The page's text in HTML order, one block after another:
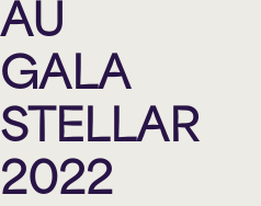
AU
GALA
STELLAR
2022